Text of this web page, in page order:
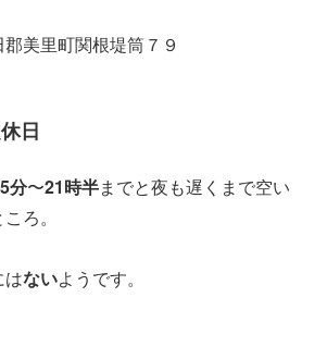
美里町関根堤筒７９
日
分〜21時半までと夜も遅くまで空い
ろ。
はないようです。